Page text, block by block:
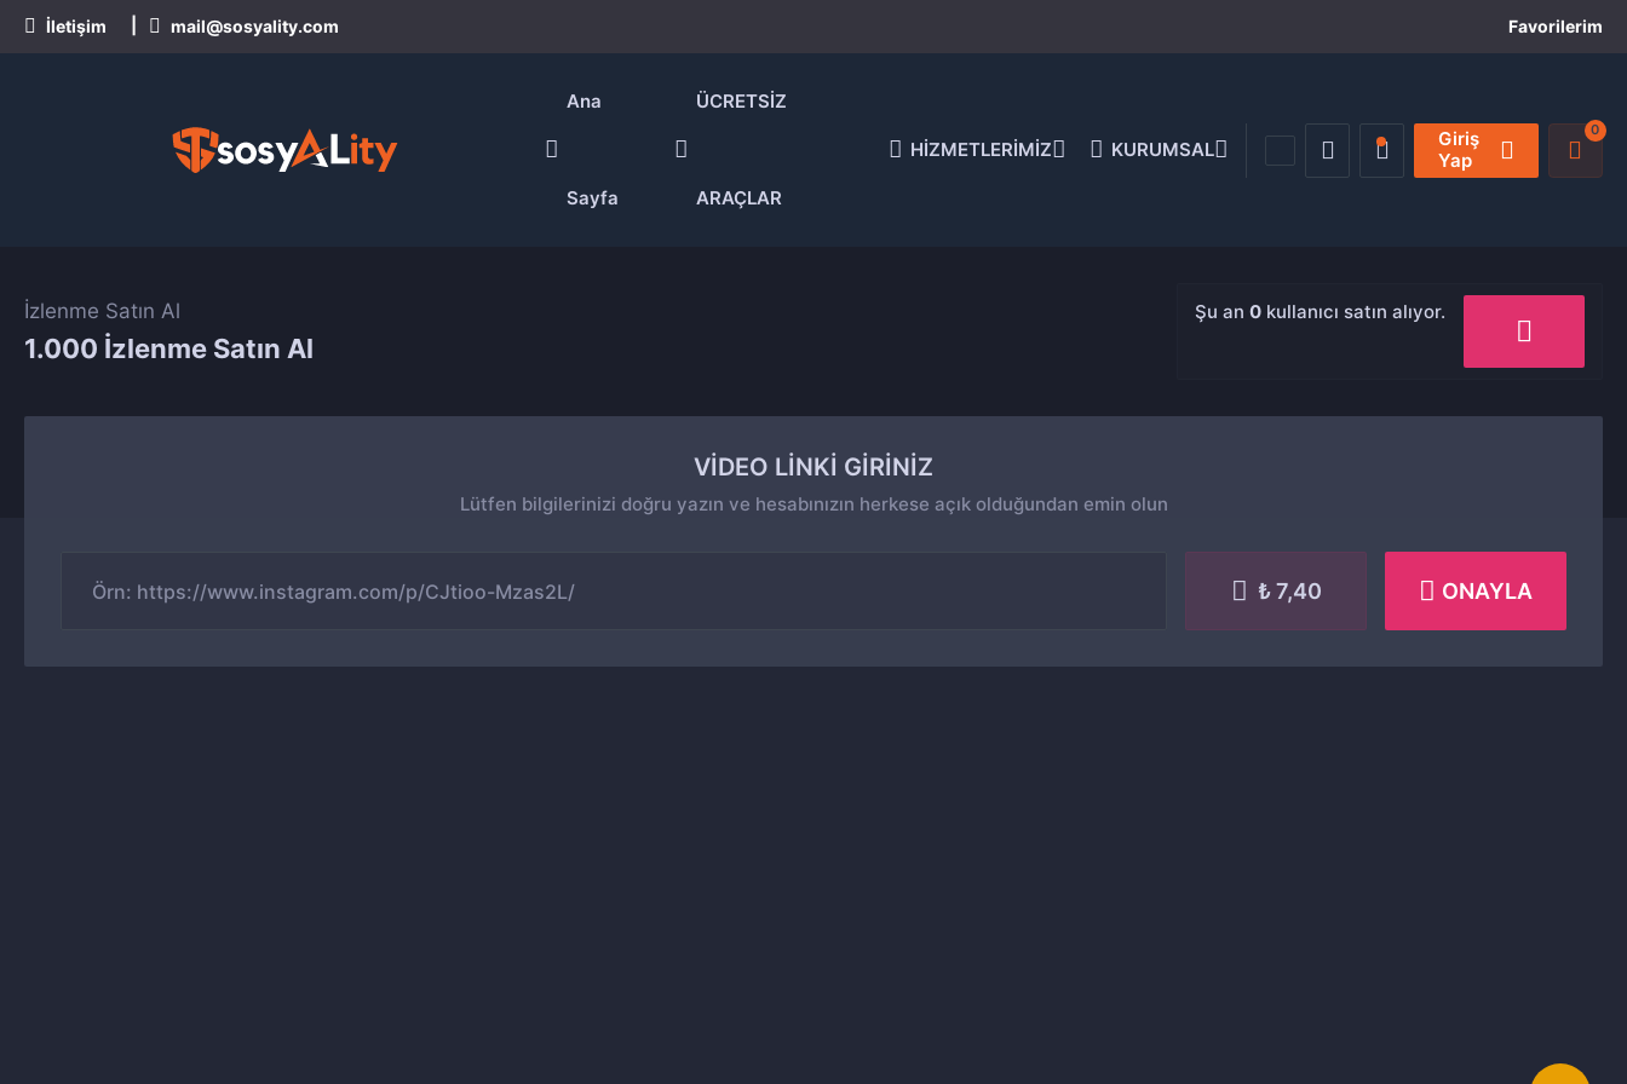
İletişim mail@sosyality.com Favorilerim
Ana
Sayfa
ÜCRETSİZ
ARAÇLAR
HİZMETLERİMİZ KURUMSAL
Giriş
Yap
0
İzlenme Satın Al
1.000 İzlenme Satın Al
Şu an0kullanıcı satın alıyor.
VİDEO LİNKİ GİRİNİZ
Lütfen bilgilerinizi doğru yazın ve hesabınızın herkese açık olduğundan emin olun
₺ 7,40 ONAYLA